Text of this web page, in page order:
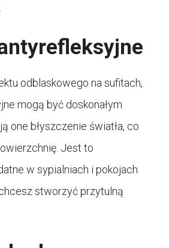
odblaskowego na sufitach,
mogą być doskonałym
one błyszczenie światła, co
Jest to
w sypialniach i pokojach
stworzyć przytulną